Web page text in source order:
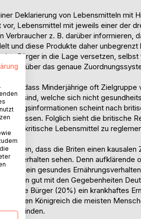
Deklarierung von Lebensmitteln mit
Lebensmittel mit jeweils einer der
z. B. darüber informieren,
und diese Produkte daher
Bürger in die Lage versetzen,
über das genaue
dass Minderjährige oft Zielgruppe
sind, welche sich nicht
scheint nach
Folglich sieht die britische
für kritische Lebensmittel zu
dass die Briten einen kausalen
sehen. Denn aufklärende
für ein gesundes
gut mit den Gegebenheiten
viele Bürger (20%) ein krankhaftes
Königreich die meisten
zu finden.